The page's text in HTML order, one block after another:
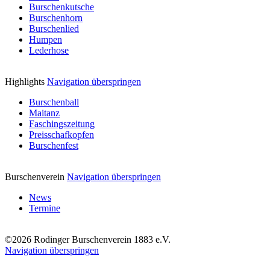
Burschenkutsche
Burschenhorn
Burschenlied
Humpen
Lederhose
Highlights Navigation überspringen
Burschenball
Maitanz
Faschingszeitung
Preisschafkopfen
Burschenfest
Burschenverein Navigation überspringen
News
Termine
©2026 Rodinger Burschenverein 1883 e.V.
Navigation überspringen